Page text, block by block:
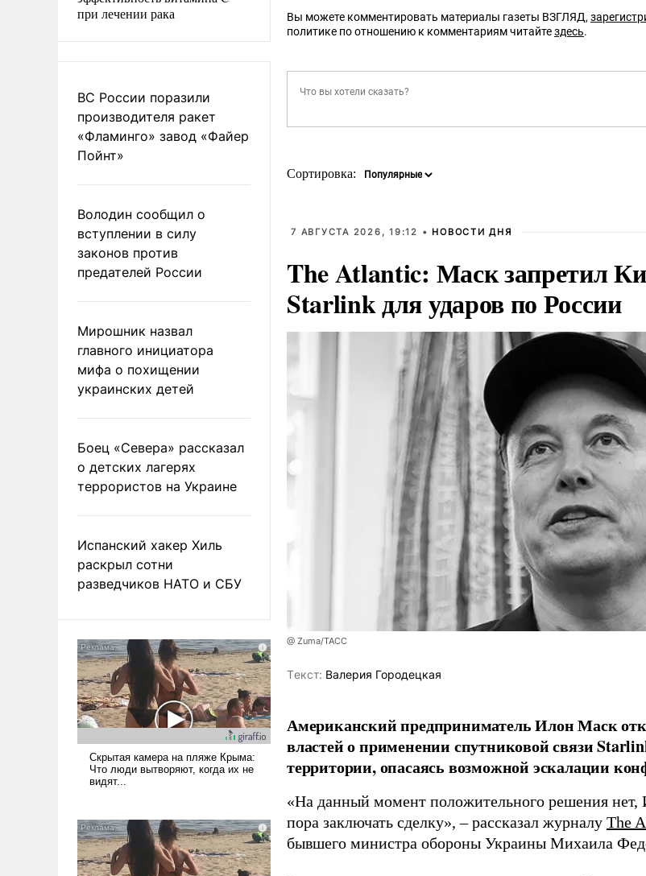
при лечении рака
ВС России поразили
производителя ракет
«Фламинго» завод «Файер
Пойнт»
Володин сообщил о
вступлении в силу
законов против
предателей России
Мирошник назвал
главного инициатора
мифа о похищении
украинских детей
Боец «Севера» рассказал
о детских лагерях
террористов на Украине
Испанский хакер Хиль
раскрыл сотни
разведчиков НАТО и СБУ
Вы можете комментировать материалы газеты ВЗГЛЯД,
политике по отношению к комментариям читайтездесь.
Сортировка:
7 АВГУСТА 2026, 19:12 • НОВОСТИ ДНЯ
The Atlantic: Маск запретил
Starlink для ударов по России
@ Zuma/ТАСС
Tекст: Валерия Городецкая
Американский предприниматель Илон Маск
властей о применении спутниковой связи
территории, опасаясь возможной эскалации
«На данный момент положительного решения нет,
пора заключать сделку», – рассказал журналу The
бывшего министра обороны Украины Михаила